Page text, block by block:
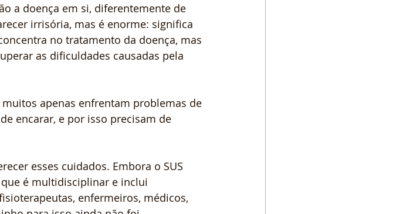
a doença em si, diferentemente de
irrisória, mas é enorme: significa
no tratamento da doença, mas
as dificuldades causadas pela
apenas enfrentam problemas de
encarar, e por isso precisam de
esses cuidados. Embora o SUS
é multidisciplinar e inclui
enfermeiros, médicos,